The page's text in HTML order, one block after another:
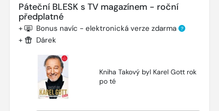
Páteční BLESK s TV magazínem - roční
předplatné
+ Bonus navíc - elektronická verze zdarma ?
+ Dárek
Kniha Takový byl Karel Gott rok
po té